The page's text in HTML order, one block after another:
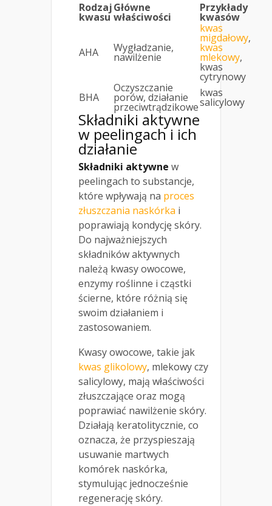
Rodzaj
kwasu
Główne
właściwości
Przykłady
kwasów
AHA Wygładzanie,
nawilżenie
kwas
migdałowy,
kwas
mlekowy,
kwas
cytrynowy
BHA
Oczyszczanie
porów, działanie
przeciwtrądzikowe
kwas
salicylowy
Składniki aktywne
w peelingachi ich
działanie
Składniki aktywne w
peelingach to substancje,
które wpływają na proces
złuszczania naskórka i
poprawiają kondycję skóry.
Do najważniejszych
składników aktywnych
należą kwasy owocowe,
enzymy roślinne i cząstki
ścierne, które różnią się
swoim działaniem i
zastosowaniem.
Kwasy owocowe, takie jak
kwas glikolowy, mlekowy czy
salicylowy, mają właściwości
złuszczające oraz mogą
poprawiać nawilżenie skóry.
Działają keratolitycznie, co
oznacza, że przyspieszają
usuwanie martwych
komórek naskórka,
stymulując jednocześnie
regenerację skóry.